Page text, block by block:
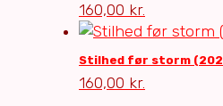
160,00 kr.
Stilhed før storm
160,00 kr.